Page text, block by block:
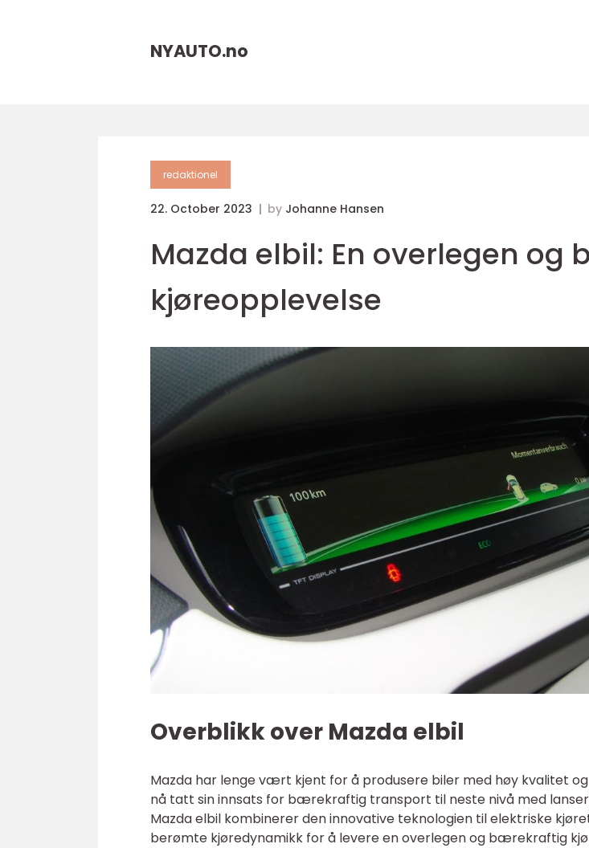
NYAUTO.no
redaktionel
22. October 2023 by Johanne Hansen
Mazda elbil: En overlegen
kjøreopplevelse
Overblikk over Mazda elbil
Mazda har lenge vært kjent for å produsere biler med høy kvalitet
nå tatt sin innsats for bærekraftig transport til neste nivå med
Mazda elbil kombinerer den innovative teknologien til elektriske
berømte kjøredynamikk for å levere en overlegen og bærekraftig